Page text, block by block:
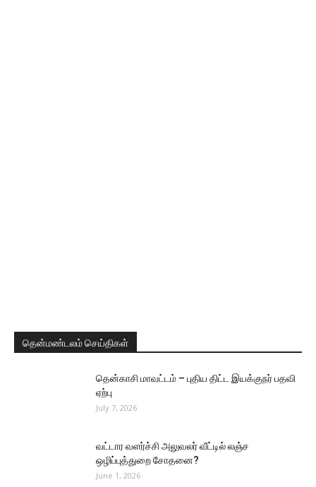
தென்மண்டலம் செய்திகள்
தென்காசி மாவட்டம் – புதிய திட்ட இயக்குநர் பதவி
ஏற்பு
July 7, 2026
வட்டார வளர்ச்சி அலுவலர் வீட்டில் லஞ்ச
ஒழிப்புத்துறை சோதனை?
June 1, 2026